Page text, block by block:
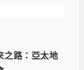
之路：亞太地